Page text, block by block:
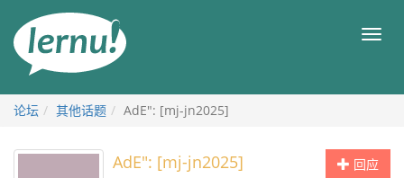
目
论坛 其他话题 AdE": [mj-jn2025]
回应
AdE": [mj-jn2025]